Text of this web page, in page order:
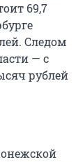
69,7
Следом
— с
рублей